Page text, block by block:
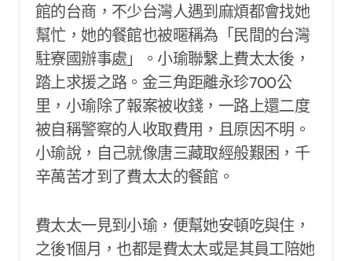
館的台商，不少台灣人遇到麻煩都會找她
幫忙，她的餐館也被暱稱為「民間的台灣
駐寮國辦事處」。小瑜聯繫上費太太後，
踏上求援之路。金三角距離永珍700公
里，小瑜除了報案被收錢，一路上還二度
被自稱警察的人收取費用，且原因不明。
小瑜說，自己就像唐三藏取經般艱困，千
辛萬苦才到了費太太的餐館。
費太太一見到小瑜，便幫她安頓吃與住，
之後1個月，也都是費太太或是其員工陪她